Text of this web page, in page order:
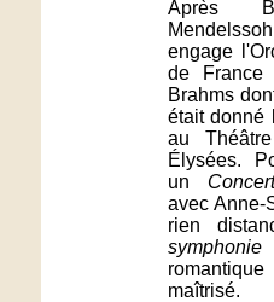
Après
engage
de
Brahms
était donné
au
Élysées.
un
avec Anne-
rien
symphonie
maîtrisé.